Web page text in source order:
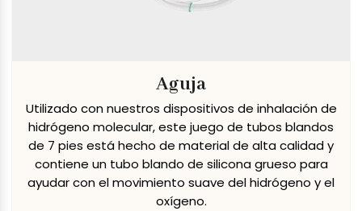
Aguja
Utilizado con nuestros dispositivos de inhalación de
hidrógeno molecular, este juego de tubos blandos
de 7 pies está hecho de material de alta calidad y
contiene un tubo blando de silicona grueso para
ayudar con el movimiento suave del hidrógeno y el
oxígeno.